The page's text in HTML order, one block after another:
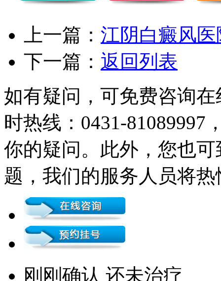
上一篇： 江阴白癜风
下一篇： 返回列表
如有疑问，可免费咨询
时热线：0431-81089997
你的疑问。此外，您也
题，我们的服务人员将
刚刚确认 还未治疗